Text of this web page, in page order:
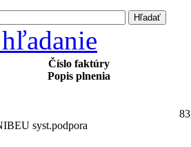
Číslo faktúry
Popis plnenia
syst.podpora